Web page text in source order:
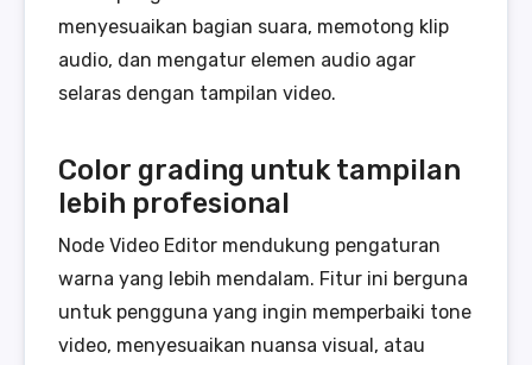
menyesuaikan bagian suara, memotong klip
audio, dan mengatur elemen audio agar
selaras dengan tampilan video.
Color grading untuk tampilan
lebih profesional
Node Video Editor mendukung pengaturan
warna yang lebih mendalam. Fitur ini berguna
untuk pengguna yang ingin memperbaiki tone
video, menyesuaikan nuansa visual, atau